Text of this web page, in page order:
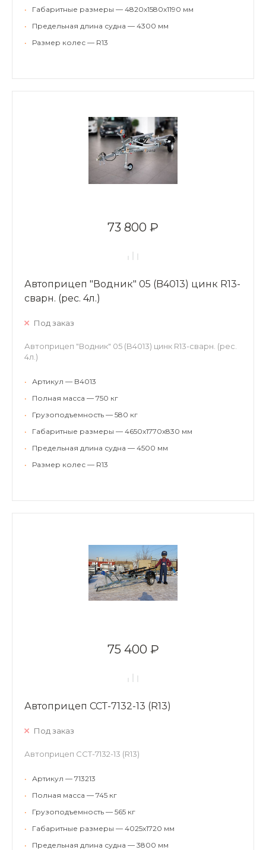
•
Габаритные размеры — 4820х1580х1190 мм
•
Предельная длина судна — 4300 мм
•
Размер колес — R13
73 800 ₽
Автоприцеп "Водник" 05 (B4013) цинк R13-
сварн. (рес. 4л.)
Под заказ
Автоприцеп "Водник" 05 (B4013) цинк R13-сварн. (рес.
4л.)
•
Артикул — B4013
•
Полная масса — 750 кг
•
Грузоподъемность — 580 кг
•
Габаритные размеры — 4650х1770х830 мм
•
Предельная длина судна — 4500 мм
•
Размер колес — R13
75 400 ₽
Автоприцеп ССТ-7132-13 (R13)
Под заказ
Автоприцеп ССТ-7132-13 (R13)
•
Артикул — 713213
•
Полная масса — 745 кг
•
Грузоподъемность — 565 кг
•
Габаритные размеры — 4025х1720 мм
•
Предельная длина судна — 3800 мм